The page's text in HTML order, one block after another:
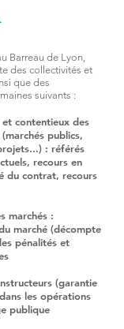
Barreau de Lyon,
des collectivités et
que des
suivants :
contentieux des
publics,
: référés
recours en
du contrat, recours
marchés :
marché (décompte
pénalités et
(garantie
les opérations
publique